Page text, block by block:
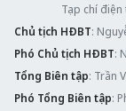
Tạp chí điện
Chủ tịch HĐBT:
Phó Chủ tịch HĐBT:
Tổng Biên tập: Trần
Phó Tổng Biên tập: